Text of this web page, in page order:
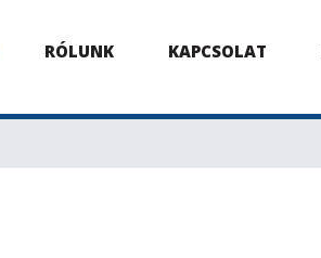
RÓLUNK KAPCSOLAT